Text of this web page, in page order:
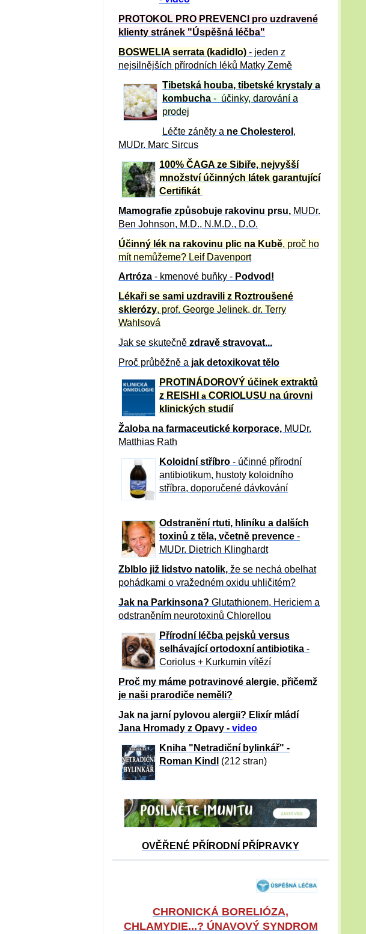
PROTOKOL PRO PREVENCI pro uzdravené
klienty stránek "Úspěšná léčba"
BOSWELIA serrata (kadidlo) - jeden z
nejsilnějších přírodních léků Matky Země
Tibetská houba, tibetské krystaly a
kombucha - účinky, darování a
prodej
Léčte záněty a ne Cholesterol ,
MUDr. Marc Sircus
100% ČAGA ze Sibiře, nejvyšší
množství účinných látek garantující
Certifikát
Mamografie způsobuje rakovinu prsu, MUDr.
Ben Johnson, M.D., N.M.D., D.O.
Účinný lék na rakovinu plic na Kubě, proč ho
mít nemůžeme? Leif Davenport
Artróza - kmenové buňky - Podvod!
Lékaři se sami uzdravili z Roztroušené
sklerózy, prof. George Jelinek, dr. Terry
Wahlsová
Jak se skutečně zdravě stravovat...
Proč průběžně a jak detoxikovat tělo
PROTINÁDOROVÝ účinek extraktů
z REISHI a CORIOLUSU na úrovni
klinických studií
Žaloba na farmaceutické korporace, MUDr.
Matthias Rath
Koloidní stříbro- účinné přírodní
antibiotikum, hustoty koloidního
stříbra, doporučené dávkování
Odstranění rtuti, hliníku a dalších
toxinů z těla, včetně prevence -
MUDr. Dietrich Klinghardt
Zblblo již lidstvo natolik, že se nechá obelhat
pohádkami o vražedném oxidu uhličitém?
Jak na Parkinsona? Glutathionem, Hericiem a
odstraněním neurotoxinů Chlorellou
Přírodní léčba pejsků versus
selhávající ortodoxní antibiotika -
Coriolus + Kurkumin vítězí
Proč my máme potravinové alergie, přičemž
je naši prarodiče neměli?
Jak na jarní pylovou alergii? Elixír mládí
Jana Hromady z Opavy - video
Kniha "Netradiční bylinkář" -
Roman Kindl
(212 stran)
OVĚŘENÉ PŘÍRODNÍ PŘÍPRAVKY
CHRONICKÁ BORELIÓZA,
CHLAMYDIE...? ÚNAVOVÝ SYNDROM